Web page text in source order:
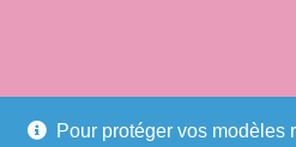
Pour protéger vos modèles